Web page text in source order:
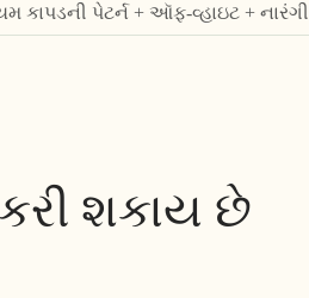
કાપડની પેટર્ન + ઑફ-વ્હાઇટ + નારંગી
શકાય છે